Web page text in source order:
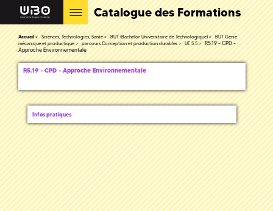
Catalogue des Formations
Accueil Sciences, Technologies, Santé BUT (Bachelor Universitaire de Technologique)
BUT Génie
mécanique et productique
parcours Conception et production durables UE 5.5
R5.19 - CPD -
Approche Environnementale
R5.19 - CPD - Approche Environnementale
Infos pratiques